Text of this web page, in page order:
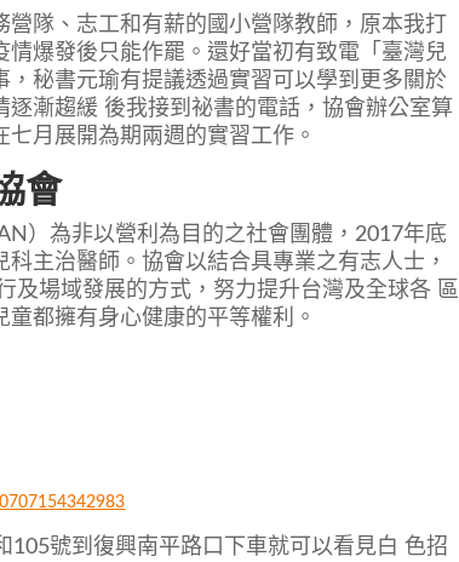
隊、志工和有薪的國小營隊教師，原本我打
爆發後只能作罷。還好當初有致電「臺灣兒
秘書元瑜有提議透過實習可以學到更多關於
漸趨緩 後我接到祕書的電話，協會辦公室算
月展開為期兩週的實習工作。
會
）為非以營利為目的之社會團體，2017年底
主治醫師。協會以結合具專業之有志人士，
及場域發展的方式，努力提升台灣及全球各 區
都擁有身心健康的平等權利。
號到復興南平路口下車就可以看見白 色招